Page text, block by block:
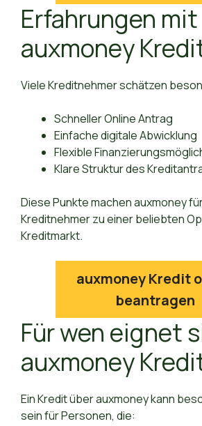
Erfahrungen mit
auxmoney
Viele Kreditnehmer schätzen
Schneller Online Antrag
Einfache digitale Abwicklung
Flexible
Klare Struktur des
Diese Punkte machen auxmoney
Kreditnehmer zu einer beliebten
Kreditmarkt.
auxmoney Kredit
beantragen
Für wen eignet
auxmoney
Ein Kredit über auxmoney kann
sein für Personen, die: